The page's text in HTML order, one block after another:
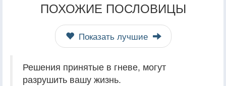
ПОХОЖИЕ ПОСЛОВИЦЫ
Показать лучшие
Решения принятые в гневе, могут
разрушить вашу жизнь.